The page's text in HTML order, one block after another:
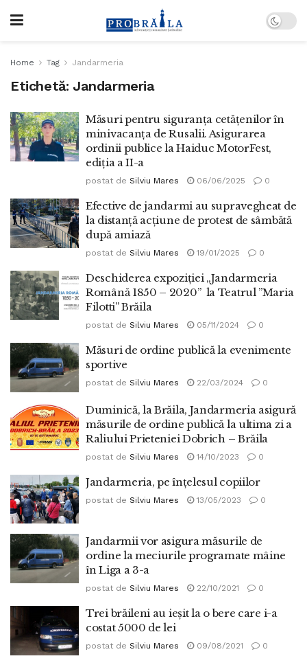
Home Tag Jandarmeria
Etichetă: Jandarmeria
Măsuri pentru siguranța cetățenilor în
minivacanța de Rusalii. Asigurarea
ordinii publice la Haiduc MotorFest,
ediția a II-a
postat de Silviu Mares 06/06/2025 0
Efective de jandarmi au supravegheat de
la distanță acțiune de protest de sâmbătă
după amiază
postat de Silviu Mares 19/01/2025 0
Deschiderea expoziției „Jandarmeria
Română 1850 – 2020” la Teatrul ’’Maria
Filotti’’ Brăila
postat de Silviu Mares 05/11/2024 0
Măsuri de ordine publică la evenimente
sportive
postat de Silviu Mares 22/03/2024 0
Duminică, la Brăila, Jandarmeria asigură
măsurile de ordine publică la ultima zi a
Raliului Prieteniei Dobrich – Brăila
postat de Silviu Mares 14/10/2023 0
Jandarmeria, pe înțelesul copiilor
postat de Silviu Mares 13/05/2023 0
Jandarmii vor asigura măsurile de
ordine la meciurile programate mâine
în Liga a 3-a
postat de Silviu Mares 22/10/2021 0
Trei brăileni au ieșit la o bere care i-a
costat 5000 de lei
postat de Silviu Mares 09/08/2021 0